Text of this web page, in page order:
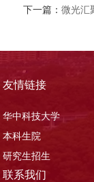
下一篇：微光汇
友情链接
华中科技大学
本科生院
研究生招生
联系我们